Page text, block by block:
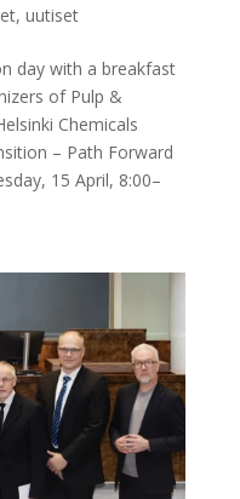
, uutiset
day with a breakfast
of Pulp &
Chemicals
– Path Forward
15 April, 8:00–